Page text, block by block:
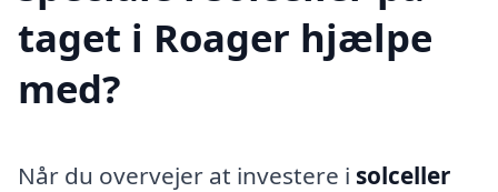
taget i Roager hjælpe
med?
Når du overvejer at investere i solceller